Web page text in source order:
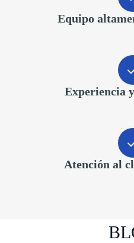
Equipo
Experiencia
Atención al